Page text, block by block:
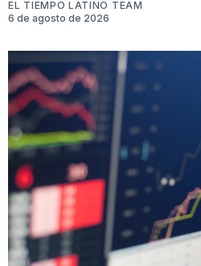
EL TIEMPO LATINO TEAM
6 de agosto de 2026